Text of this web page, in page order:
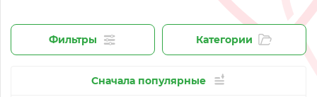
Фильтры Категории
Сначала популярные